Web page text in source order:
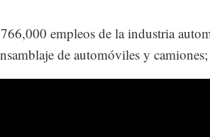
empleos de la industria
de automóviles y